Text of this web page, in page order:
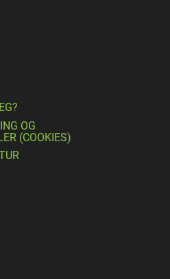
OG
(COOKIES)